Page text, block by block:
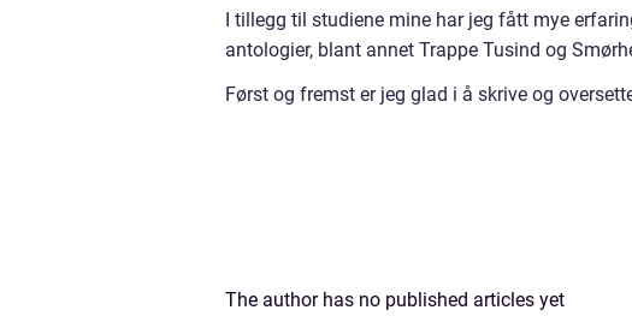
I tillegg til studiene mine har jeg fått mye
antologier, blant annet Trappe Tusind og
Først og fremst er jeg glad i å skrive og
The author has no published articles yet